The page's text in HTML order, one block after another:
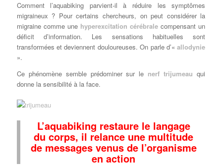
Comment l’aquabiking parvient-il à réduire les symptômes
migraineux ? Pour certains chercheurs, on peut considérer la
migraine comme une hyperexcitation cérébrale compensant un
déficit d’information. Les sensations habituelles sont
transformées et deviennent douloureuses. On parle d’«allodynie
».
Ce phénomène semble prédominer sur le nerf trijumeau qui
donne la sensibilité à la face.
L’aquabiking restaure le langage
du corps, il relance une multitude
de messages venus de l’organisme
en action